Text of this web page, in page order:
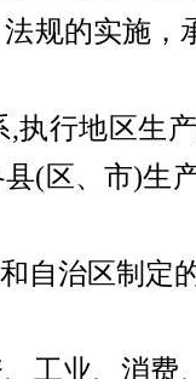
规的实施，
执行地区生
(区、市)生
自治区制定
工业、消费